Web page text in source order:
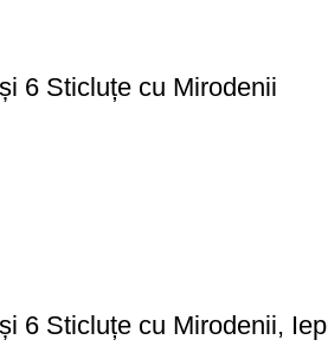
6 Sticluțe cu Mirodenii
6 Sticluțe cu Mirodenii,